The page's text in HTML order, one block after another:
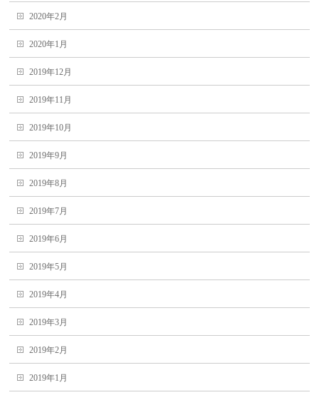
2020年2月
2020年1月
2019年12月
2019年11月
2019年10月
2019年9月
2019年8月
2019年7月
2019年6月
2019年5月
2019年4月
2019年3月
2019年2月
2019年1月